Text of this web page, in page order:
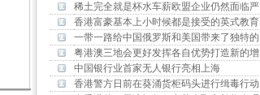
稀土完全就是杯水车薪欧盟企业仍然面临严
香港富豪基本上小时候都是接受的英式教育
一带一路给中国俄罗斯和美国带来了独特的
粤港澳三地会更好发挥各自优势打造新的增
中国银行业首家无人银行亮相上海
香港警方日前在葵涌货柜码头进行缉毒行动